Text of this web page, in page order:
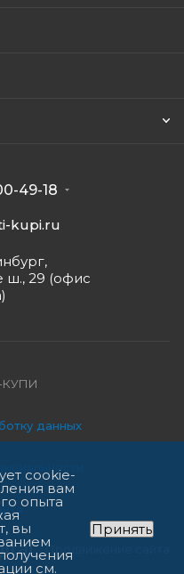
49-18
kupi.ru
ш., 29 (офис
КУПИ
данных
Продвижение сайта
cookie-
вам
опыта
вы
см.
Принять